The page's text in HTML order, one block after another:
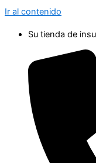
Ir al contenido
Su tienda de